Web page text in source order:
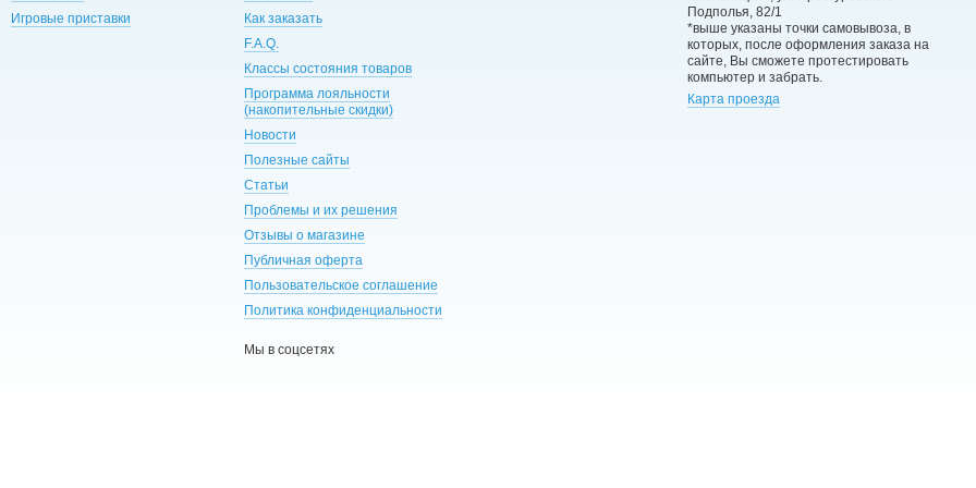
Игровые приставки
Как заказать
F.A.Q.
Классы состояния товаров
Программа лояльности
(накопительные скидки)
Новости
Полезные сайты
Статьи
Проблемы и их решения
Отзывы о магазине
Публичная оферта
Пользовательское соглашение
Политика конфиденциальности
Мы в соцсетях
Подполья, 82/1
*выше указаны точки самовывоза, в
которых, после оформления заказа на
сайте, Вы сможете протестировать
компьютер и забрать.
Карта проезда